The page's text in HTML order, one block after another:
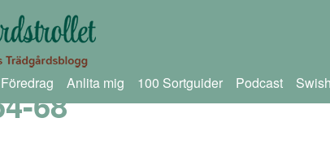
Anlita mig 100 Sortguider Podcast
68